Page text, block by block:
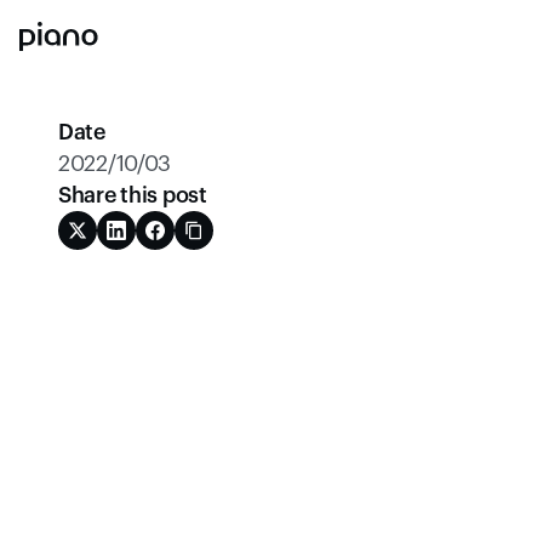
Date
2022/10/03
Share this post